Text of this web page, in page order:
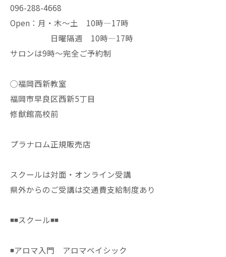
096-288-4668
Open：月・木〜土 10時—17時
日曜隔週 10時—17時
サロンは9時〜完全ご予約制
◯福岡西新教室
福岡市早良区西新5丁目
修猷館高校前
プラナロム正規販売店
スクールは対面・オンライン受講
県外からのご受講は交通費支給制度あり
◾️◾️スクール◾️◾️
◾️アロマ入門 アロマベイシック